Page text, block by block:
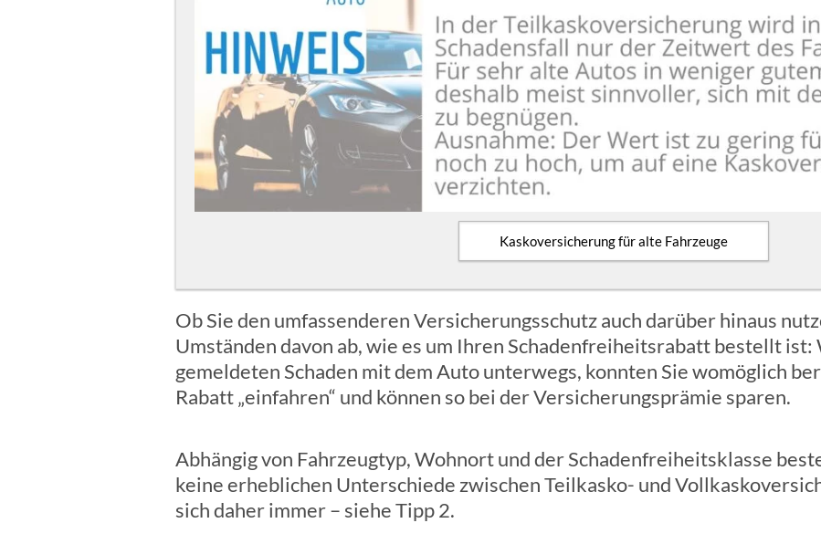
Kaskoversicherung für alte Fahrzeuge
Ob Sie den umfassenderen Versicherungsschutz auch darüber hinaus
Umständen davon ab, wie es um Ihren Schadenfreiheitsrabatt bestellt ist:
gemeldeten Schaden mit dem Auto unterwegs, konnten Sie womöglich
Rabatt „einfahren“ und können so bei der Versicherungsprämie sparen.
Abhängig von Fahrzeugtyp, Wohnort und der Schadenfreiheitsklasse
keine erheblichen Unterschiede zwischen Teilkasko- und
sich daher immer – siehe Tipp 2.